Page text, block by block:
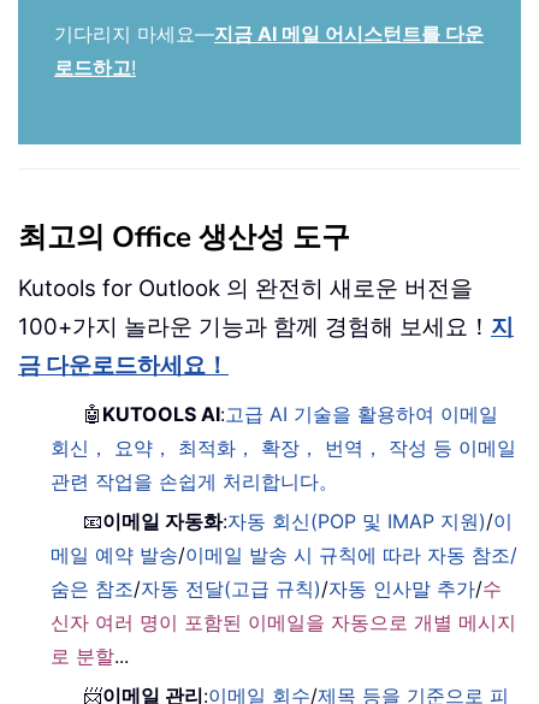
기다리지 마세요—지금 AI 메일 어시스턴트를 다운
로드하고!
최고의 Office 생산성 도구
Kutools for Outlook 의 완전히 새로운 버전을
100+가지 놀라운 기능과 함께 경험해 보세요！ 지
금 다운로드하세요！
🤖 KUTOOLS AI:고급 AI 기술을 활용하여 이메일
회신， 요약， 최적화， 확장， 번역， 작성 등 이메일
관련 작업을 손쉽게 처리합니다。
📧이메일 자동화:자동 회신(POP 및 IMAP 지원)/이
메일 예약 발송/이메일 발송 시 규칙에 따라 자동 참조/
숨은 참조/자동 전달(고급 규칙)/자동 인사말 추가/수
신자 여러 명이 포함된 이메일을 자동으로 개별 메시지
로 분할...
📨이메일 관리:이메일 회수/제목 등을 기준으로 피